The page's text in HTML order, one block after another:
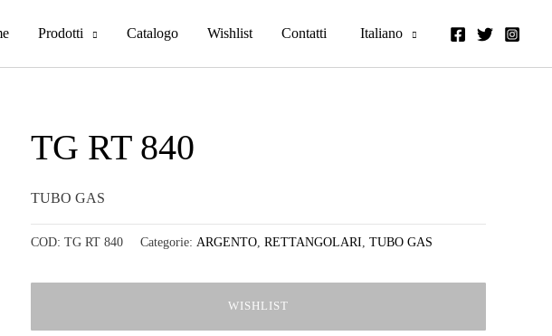
Prodotti Catalogo Wishlist Contatti Italiano
TG RT 840
TUBO GAS
COD: TG RT 840 Categorie: ARGENTO, RETTANGOLARI TUBO GAS
WISHLIST